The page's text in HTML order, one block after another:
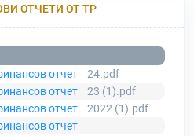
ОТЧЕТИ ОТ ТР
отчет
24.pdf
отчет
23 (1).pdf
отчет
2022 (1).pdf
отчет